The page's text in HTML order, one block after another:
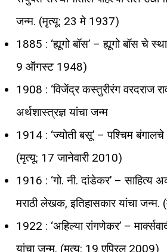
जन्म. (मृत्यू: 23 मे 1937)
1885 : ‘ह्यूगो बॉस’ – ह्यूगो बॉस चे
9 ऑगस्ट 1948)
1908 : ‘विजेंद्र कस्तुरीरंग वरदराज
अर्थशास्त्रज्ञ यांचा जन्म
1914 : ‘ज्योती बसू’ – पश्चिम
(मृत्यू: 17 जानेवारी 2010)
1916 : ‘गो. नी. दांडेकर’ – साहित्य
मराठी लेखक, इतिहासकार यांचा
1922 : ‘अहिल्या रांगणेकर’ –
यांचा जन्म. (मृत्यू: 19 एप्रिल 2009)